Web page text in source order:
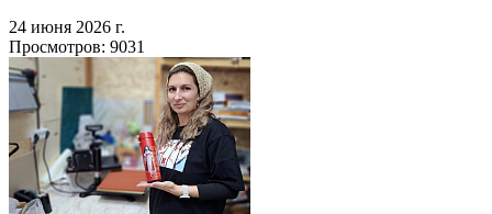
24 июня 2026 г.
Просмотров: 9031